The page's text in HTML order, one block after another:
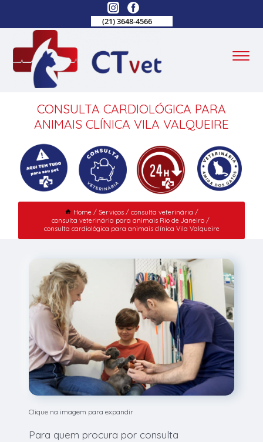
(21) 3648-4566
CONSULTA CARDIOLÓGICA PARA
ANIMAIS CLÍNICA VILA VALQUEIRE
Home Serviços
consulta veterinária
consulta veterinária para animais Rio de Janeiro
consulta cardiológica para animais clínica Vila Valqueire
Clique na imagem para expandir
Para quem procura por consulta